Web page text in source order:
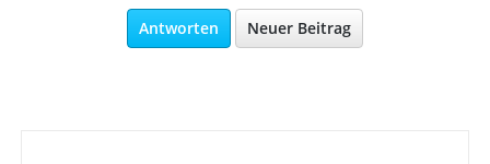
Antworten Neuer Beitrag